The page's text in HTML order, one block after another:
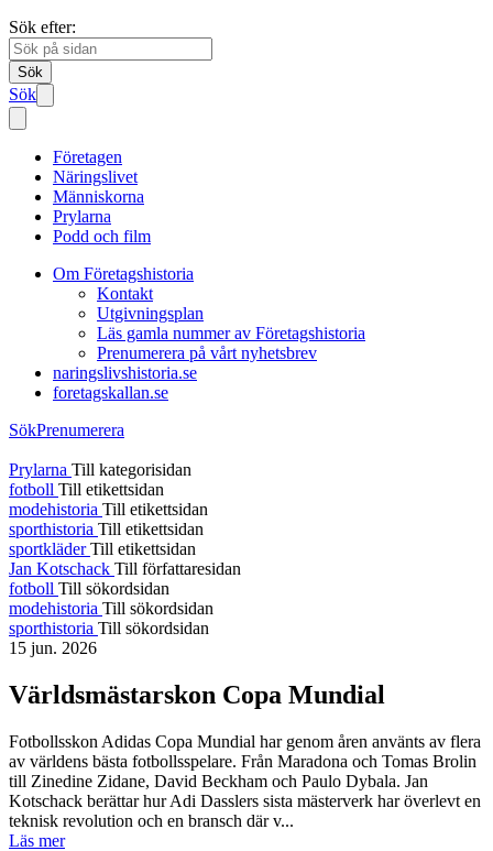
Sök efter:
Sök
Sök
Företagen
Näringslivet
Människorna
Prylarna
Podd och film
Om Företagshistoria
Kontakt
Utgivningsplan
Läs gamla nummer av Företagshistoria
Prenumerera på vårt nyhetsbrev
naringslivshistoria.se
foretagskallan.se
SökPrenumerera
Prylarna Till kategorisidan
fotboll Till etikettsidan
modehistoria Till etikettsidan
sporthistoria Till etikettsidan
sportkläderTill etikettsidan
Jan Kotschack Till författaresidan
fotboll Till sökordsidan
modehistoria Till sökordsidan
sporthistoria Till sökordsidan
15 jun. 2026
Världsmästarskon Copa Mundial
Fotbollsskon Adidas Copa Mundial har genom åren använts av flera
av världens bästa fotbollsspelare. Från Maradona och Tomas Brolin
till Zinedine Zidane, David Beckham och Paulo Dybala. Jan
Kotschack berättar hur Adi Dasslers sista mästerverk har överlevt en
teknisk revolution och en bransch där v...
Läs mer